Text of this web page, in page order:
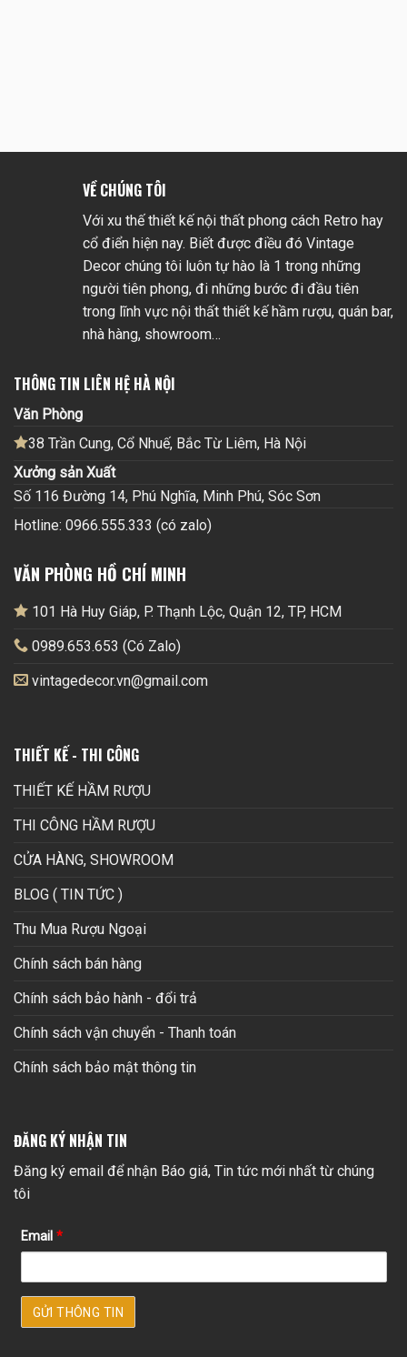
VỀ CHÚNG TÔI
Với xu thế thiết kế nội thất phong cách Retro hay
cổ điển hiện nay. Biết được điều đó Vintage
Decor chúng tôi luôn tự hào là 1 trong những
người tiên phong, đi những bước đi đầu tiên
trong lĩnh vực nội thất thiết kế hầm rượu, quán bar,
nhà hàng, showroom…
THÔNG TIN LIÊN HỆ HÀ NỘI
Văn Phòng
38 Trần Cung, Cổ Nhuế, Bắc Từ Liêm, Hà Nội
Xưởng sản Xuất
Số 116 Đường 14, Phú Nghĩa, Minh Phú, Sóc Sơn
Hotline: 0966.555.333 (có zalo)
VĂN PHÒNG HỒ CHÍ MINH
101 Hà Huy Giáp, P. Thạnh Lộc, Quận 12, TP, HCM
0989.653.653 (Có Zalo)
vintagedecor.vn@gmail.com
THIẾT KẾ - THI CÔNG
THIẾT KẾ HẦM RƯỢU
THI CÔNG HẦM RƯỢU
CỬA HÀNG, SHOWROOM
BLOG ( TIN TỨC )
Thu Mua Rượu Ngoại
Chính sách bán hàng
Chính sách bảo hành - đổi trả
Chính sách vận chuyển - Thanh toán
Chính sách bảo mật thông tin
ĐĂNG KÝ NHẬN TIN
Đăng ký email để nhận Báo giá, Tin tức mới nhất từ chúng
tôi
Email *